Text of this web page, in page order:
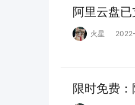
阿里云盘
火星
限时免费